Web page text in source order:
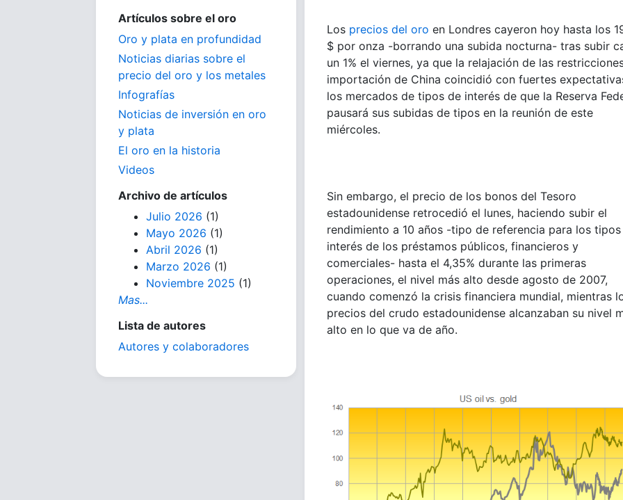
Artículos sobre el oro
Oro y plata en profundidad
Noticias diarias sobre el
precio del oro y los metales
Infografías
Noticias de inversión en oro
y plata
El oro en la historia
Videos
Archivo de artículos
Julio 2026 (1)
Mayo 2026 (1)
Abril 2026 (1)
Marzo 2026 (1)
Noviembre 2025 (1)
Mas...
Lista de autores
Autores y colaboradores
Los precios del oro en Londres cayeron hoy hasta los
$ por onza -borrando una subida nocturna- tras subir
un 1% el viernes, ya que la relajación de las
importación de China coincidió con fuertes
los mercados de tipos de interés de que la Reserva
pausará sus subidas de tipos en la reunión de este
miércoles.
Sin embargo, el precio de los bonos del Tesoro
estadounidense retrocedió el lunes, haciendo subir el
rendimiento a 10 años -tipo de referencia para los
interés de los préstamos públicos, financieros y
comerciales- hasta el 4,35% durante las primeras
operaciones, el nivel más alto desde agosto de 2007,
cuando comenzó la crisis financiera mundial, mientras
precios del crudo estadounidense alcanzaban su nivel
alto en lo que va de año.